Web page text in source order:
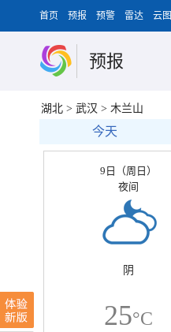
首页 预报 预警 雷达 云图
预报
湖北 > 武汉 > 木兰山
今天
9日（周日）
夜间
阴
25°C